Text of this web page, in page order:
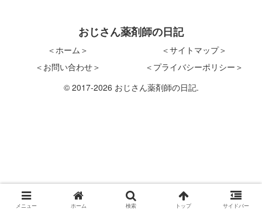
おじさん薬剤師の日記
＜ホーム＞
＜サイトマップ＞
＜お問い合わせ＞
＜プライバシーポリシー＞
© 2017-2026 おじさん薬剤師の日記.
メニュー ホーム 検索 トップ サイドバー